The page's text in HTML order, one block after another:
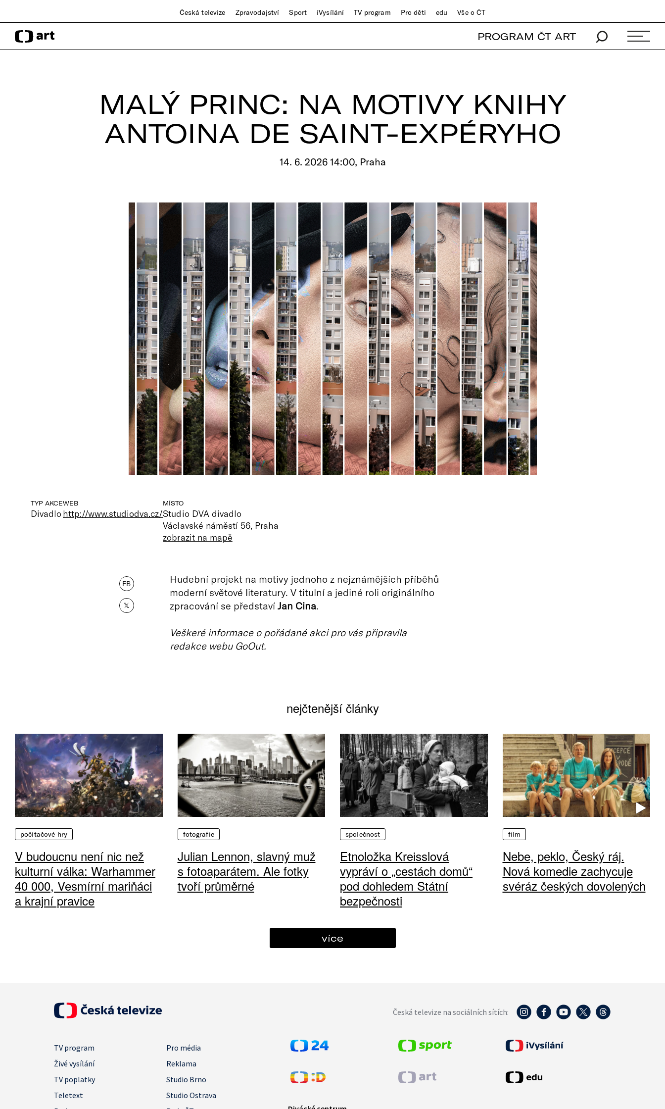
Česká televize Zpravodajství Sport iVysílání TV program Pro děti edu Vše o ČT
PROGRAM ČT ART
MALÝ PRINC: NA MOTIVY KNIHY
ANTOINA DE SAINT-EXPÉRYHO
14. 6. 2026 14:00, Praha
TYP AKCE
Divadlo
WEB
http://www.studiodva.cz/
MÍSTO
Studio DVA divadlo
Václavské náměstí 56, Praha
zobrazit na mapě
FB
𝕏
Hudební projekt na motivy jednoho z nejznámějších příběhů
moderní světové literatury. V titulní a jediné roli originálního
zpracování se představí Jan Cina.
Veškeré informace o pořádané akci pro vás připravila
redakce webu GoOut.
nejčtenější články
počítačové hry
V budoucnu není nic než
kulturní válka: Warhammer
40 000, Vesmírní mariňáci
a krajní pravice
fotografie
Julian Lennon, slavný muž
s fotoaparátem. Ale fotky
tvoří průměrné
společnost
Etnoložka Kreisslová
vypráví o „cestách domů“
pod dohledem Státní
bezpečnosti
film
Nebe, peklo, Český ráj.
Nová komedie zachycuje
svéráz českých dovolených
více
Česká televize na sociálních sítích:
TV program
Pro média
Živé vysílání
Reklama
TV poplatky
Studio Brno
Teletext
Studio Ostrava